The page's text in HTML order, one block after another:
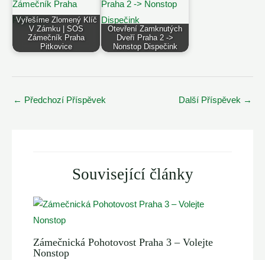
Vyřešíme Zlomený Klíč
V Zámku | SOS
Zámečník Praha
Pitkovice
Otevření Zamknutých
Dveří Praha 2 ->
Nonstop Dispečink
Post
← Předchozí Příspěvek Další Příspěvek →
Související články
Zámečnická Pohotovost Praha 3 – Volejte
Nonstop